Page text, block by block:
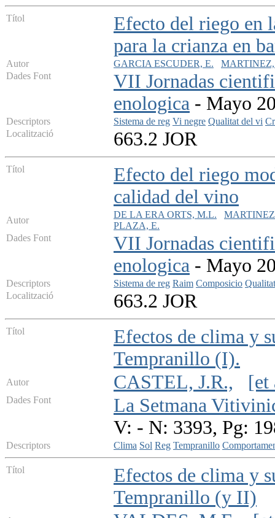
Títol
Efecto del riego en
para la crianza en
Autor GARCIA ESCUDER, E.
Dades Font
VII Jornadas
enologica - Mayo
Descriptors Sistema de reg Vi negre Qualitat del vi
Localització
663.2 JOR
Títol
Efecto del riego
calidad del vino
Autor
DE LA ERA ORTS, M.L.
PLAZA, E.
Dades Font
VII Jornadas
enologica - Mayo
Descriptors Sistema de reg Raim Composicio
Localització
663.2 JOR
Títol
Efectos de clima y
Tempranillo (I).
Autor CASTEL, J.R., [et
Dades Font
La Setmana
V: - N: 3393, Pg:
Descriptors Clima Sol Reg Tempranillo
Títol
Efectos de clima y
Tempranillo (y II)